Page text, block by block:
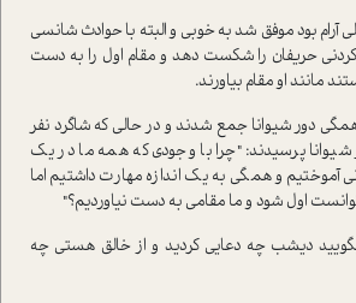
آرام بود موفق شد به خوبی و البته با حوادث شانسی
حریفان را شکست دهد و مقام اول را به دست
مانند او مقام بیاورند.
دور شیوانا جمع شدند و در حالی که شاگرد نفر
پرسیدند: "چرا با وجودی که همه ما در یک
و همگی به یک اندازه مهارت داشتیم اما
اول شود و ما مقامی به دست نیاوردیم؟"
دیشب چه دعایی کردید و از خالق هستی چه